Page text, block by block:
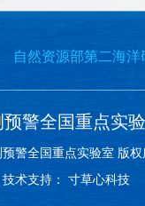
自然资源部第二海洋
警全国重点实
警全国重点实验室 版权
术支持： 寸草心科技